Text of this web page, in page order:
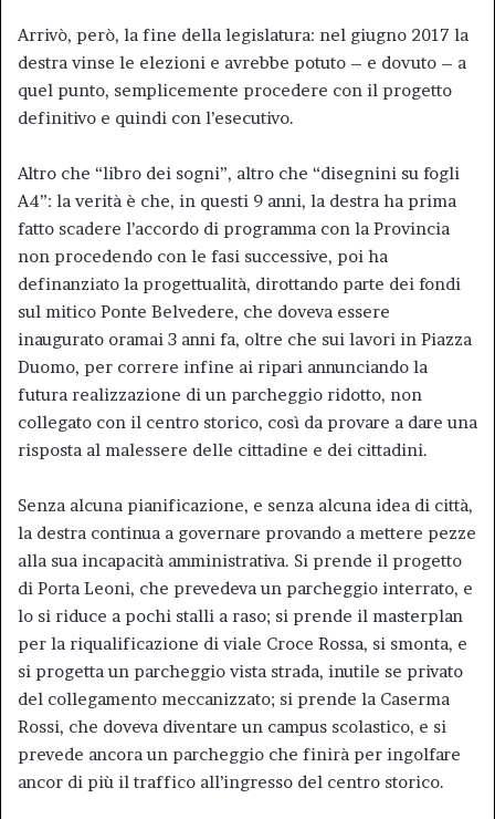
Arrivò, però, la fine della legislatura: nel giugno 2017 la
destra vinse le elezioni e avrebbe potuto – e dovuto – a
quel punto, semplicemente procedere con il progetto
definitivo e quindi con l’esecutivo.
Altro che “libro dei sogni”, altro che “disegnini su fogli
A4”: la verità è che, in questi 9 anni, la destra ha prima
fatto scadere l’accordo di programma con la Provincia
non procedendo con le fasi successive, poi ha
definanziato la progettualità, dirottando parte dei fondi
sul mitico Ponte Belvedere, che doveva essere
inaugurato oramai 3 anni fa, oltre che sui lavori in Piazza
Duomo, per correre infine ai ripari annunciando la
futura realizzazione di un parcheggio ridotto, non
collegato con il centro storico, così da provare a dare una
risposta al malessere delle cittadine e dei cittadini.
Senza alcuna pianificazione, e senza alcuna idea di città,
la destra continua a governare provando a mettere pezze
alla sua incapacità amministrativa. Si prende il progetto
di Porta Leoni, che prevedeva un parcheggio interrato, e
lo si riduce a pochi stalli a raso; si prende il masterplan
per la riqualificazione di viale Croce Rossa, si smonta, e
si progetta un parcheggio vista strada, inutile se privato
del collegamento meccanizzato; si prende la Caserma
Rossi, che doveva diventare un campus scolastico, e si
prevede ancora un parcheggio che finirà per ingolfare
ancor di più il traffico all’ingresso del centro storico.